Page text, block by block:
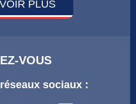
PLUS
VOUS
sociaux :